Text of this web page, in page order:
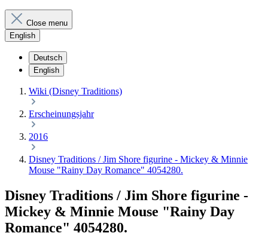
Close menu
English
Deutsch
English
Wiki (Disney Traditions)
Erscheinungsjahr
2016
Disney Traditions / Jim Shore figurine - Mickey & Minnie
Mouse "Rainy Day Romance" 4054280.
Disney Traditions / Jim Shore figurine -
Mickey & Minnie Mouse "Rainy Day
Romance" 4054280.